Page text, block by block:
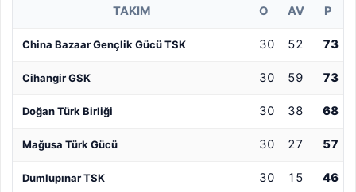
TAKIM O AV P
China Bazaar Gençlik Gücü TSK 30 52 73
Cihangir GSK 30 59 73
Doğan Türk Birliği 30 38 68
Mağusa Türk Gücü 30 27 57
Dumlupınar TSK 30 15 46